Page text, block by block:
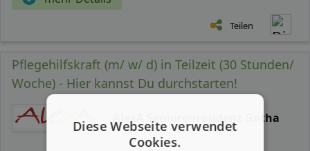
Teilen
Pflegehilfskraft (m/ w/ d) in Teilzeit (30 Stunden/
Woche) - Hier kannst Du durchstarten!
AlexA Seniorenresidenz Gotha
Diese Webseite verwendet
Cookies.